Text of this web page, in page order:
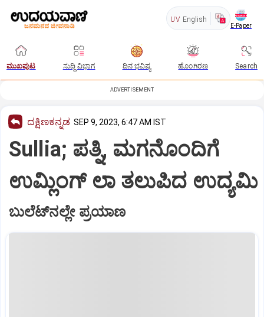
UV English
E-Paper
ಮುಖಪುಟ ಸುದ್ದಿ ವಿಭಾಗ ದಿನ ಭವಿಷ್ಯ ಹೊಂಗಿರಣ Search
ADVERTISEMENT
ದಕ್ಷಿಣಕನ್ನಡ SEP 9, 2023, 6:47 AM IST
Sullia; ಪತ್ನಿ, ಮಗನೊಂದಿಗೆ
ಉಮ್ಲಿಂಗ್‌ ಲಾ ತಲುಪಿದ ಉದ್ಯಮಿ
ಬುಲೆಟ್‌ನಲ್ಲೇ ಪ್ರಯಾಣ